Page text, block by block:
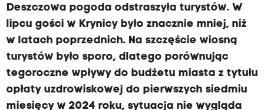
Deszczowa pogoda odstraszyła turystów. W
lipcu gości w Krynicy było znacznie mniej, niż
w latach poprzednich. Na szczęście wiosną
turystów było sporo, dlatego porównując
tegoroczne wpływy do budżetu miasta z tytułu
opłaty uzdrowiskowej do pierwszych siedmiu
miesięcy w 2024 roku, sytuacja nie wygląda